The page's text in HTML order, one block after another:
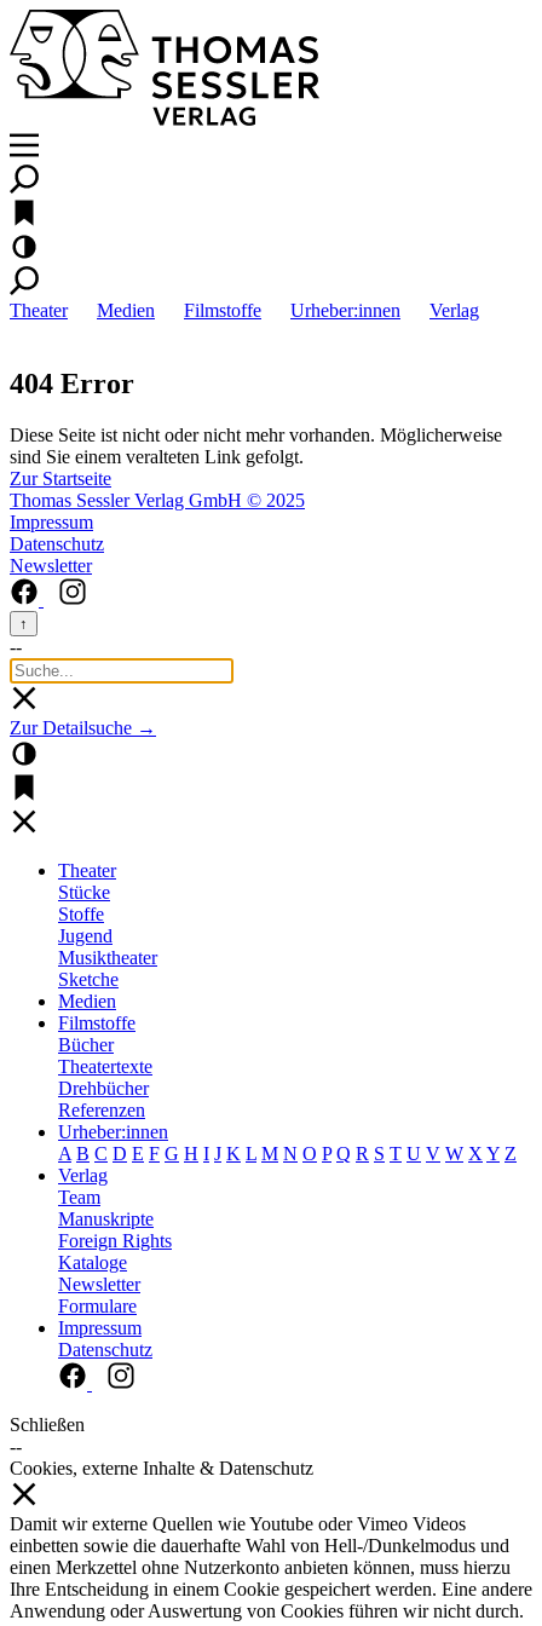
Theater Medien Filmstoffe Urheber:innen Verlag
404 Error
Diese Seite ist nicht oder nicht mehr vorhanden. Möglicherweise
sind Sie einem veralteten Link gefolgt.
Zur Startseite
Thomas Sessler Verlag GmbH © 2025
Impressum
Datenschutz
Newsletter
↑
--
Zur Detailsuche →
Theater
Stücke
Stoffe
Jugend
Musiktheater
Sketche
Medien
Filmstoffe
Bücher
Theatertexte
Drehbücher
Referenzen
Urheber:innen
A B C D E F G H I J K L M N O P Q R S T U V W X Y Z
Verlag
Team
Manuskripte
Foreign Rights
Kataloge
Newsletter
Formulare
Impressum
Datenschutz
Schließen
--
Cookies, externe Inhalte & Datenschutz
Damit wir externe Quellen wie Youtube oder Vimeo Videos
einbetten sowie die dauerhafte Wahl von Hell-/Dunkelmodus und
einen Merkzettel ohne Nutzerkonto anbieten können, muss hierzu
Ihre Entscheidung in einem Cookie gespeichert werden. Eine andere
Anwendung oder Auswertung von Cookies führen wir nicht durch.